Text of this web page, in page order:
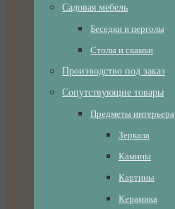
Садовая мебель
Беседки и перголы
Столы и скамьи
Производство под заказ
Сопутствующие товары
Предметы интерьера
Зеркала
Камины
Картины
Керамика